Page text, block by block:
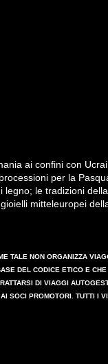
ai confini con
per la
le tradizioni
mitteleuropei
TALE NON ORGANIZZA
DEL CODICE ETICO E
DI VIAGGI
SOCI PROMOTORI. TUTTI I